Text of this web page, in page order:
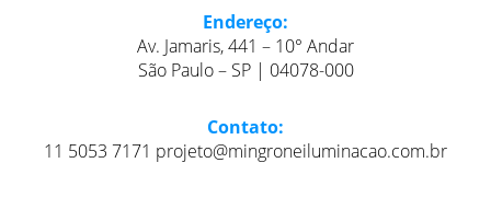
Endereço:
Av. Jamaris, 441 – 10° Andar
São Paulo – SP | 04078-000
Contato:
11 5053 7171 projeto@mingroneiluminacao.com.br